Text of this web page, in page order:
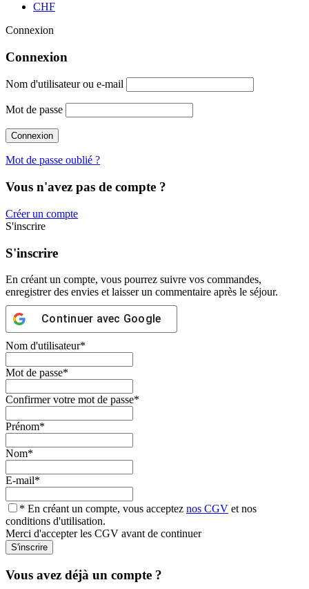
CHF
Connexion
Connexion
Nom d'utilisateur ou e-mail
Mot de passe
Mot de passe oublié ?
Vous n'avez pas de compte ?
Créer un compte
S'inscrire
S'inscrire
En créant un compte, vous pourrez suivre vos commandes,
enregistrer des envies et laisser un commentaire après le séjour.
Continuer avec Google
Nom d'utilisateur*
Mot de passe*
Confirmer votre mot de passe*
Prénom*
Nom*
E-mail*
* En créant un compte, vous acceptez nos CGV et nos
conditions d'utilisation.
Merci d'accepter les CGV avant de continuer
Vous avez déjà un compte ?